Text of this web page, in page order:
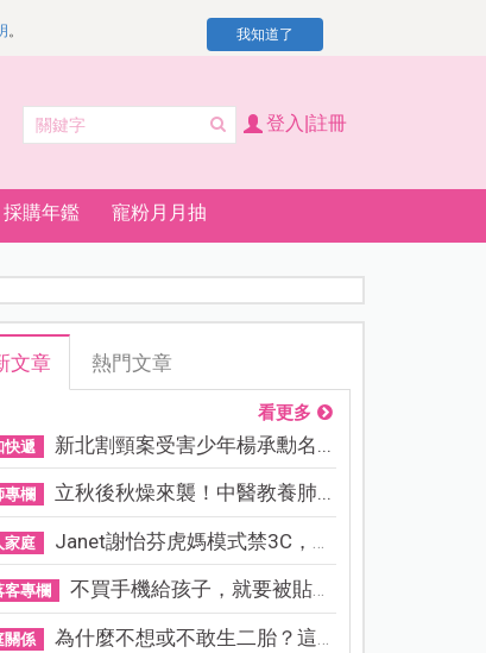
。 我知道了
登入|註冊
採購年鑑 寵粉月月抽
文章 熱門文章
看更多
快遞 新北割頸案受害少年楊承勳名...
專欄 立秋後秋燥來襲！中醫教養肺...
家庭 Janet謝怡芬虎媽模式禁3C，看...
客專欄 不買手機給孩子，就要被貼「...
關係 為什麼不想或不敢生二胎？這8...